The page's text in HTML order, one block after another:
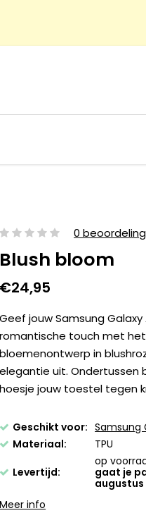
0
Blush bloom
€24,95
Geef jouw Samsung
romantische touch met het
bloemenontwerp in
elegantie uit. Ondertussen
hoesje jouw toestel tegen
Geschikt voor: Samsung
Materiaal:
TPU
Levertijd:
op
gaat je
Meer info